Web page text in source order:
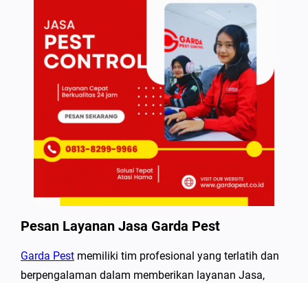
Pesan Layanan Jasa Garda Pest
Garda Pest memiliki tim profesional yang terlatih dan
berpengalaman dalam memberikan layanan Jasa,